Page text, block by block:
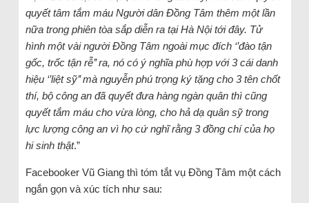
quyết tâm tắm máu Người dân Đồng Tâm thêm một lần
nữa trong phiên tòa sắp diễn ra tại Hà Nội tới đây. Tử
hình một vài người Đồng Tâm ngoài mục đích ‘’đào tận
gốc, trốc tận rễ’’ ra, nó có ý nghĩa phù hợp với 3 cái danh
hiệu ‘’liệt sỹ’’ mà nguyễn phú trọng ký tặng cho 3 tên chốt
thí, bộ công an đã quyết đưa hàng ngàn quân thì cũng
quyết tắm máu cho vừa lòng, cho hả dạ quân sỹ trong
lực lượng công an vì họ cứ nghĩ rằng 3 đồng chí của họ
hi sinh thật.”
Facebooker Vũ Giang thì tóm tắt vụ Đồng Tâm một cách
ngắn gọn và xúc tích như sau: